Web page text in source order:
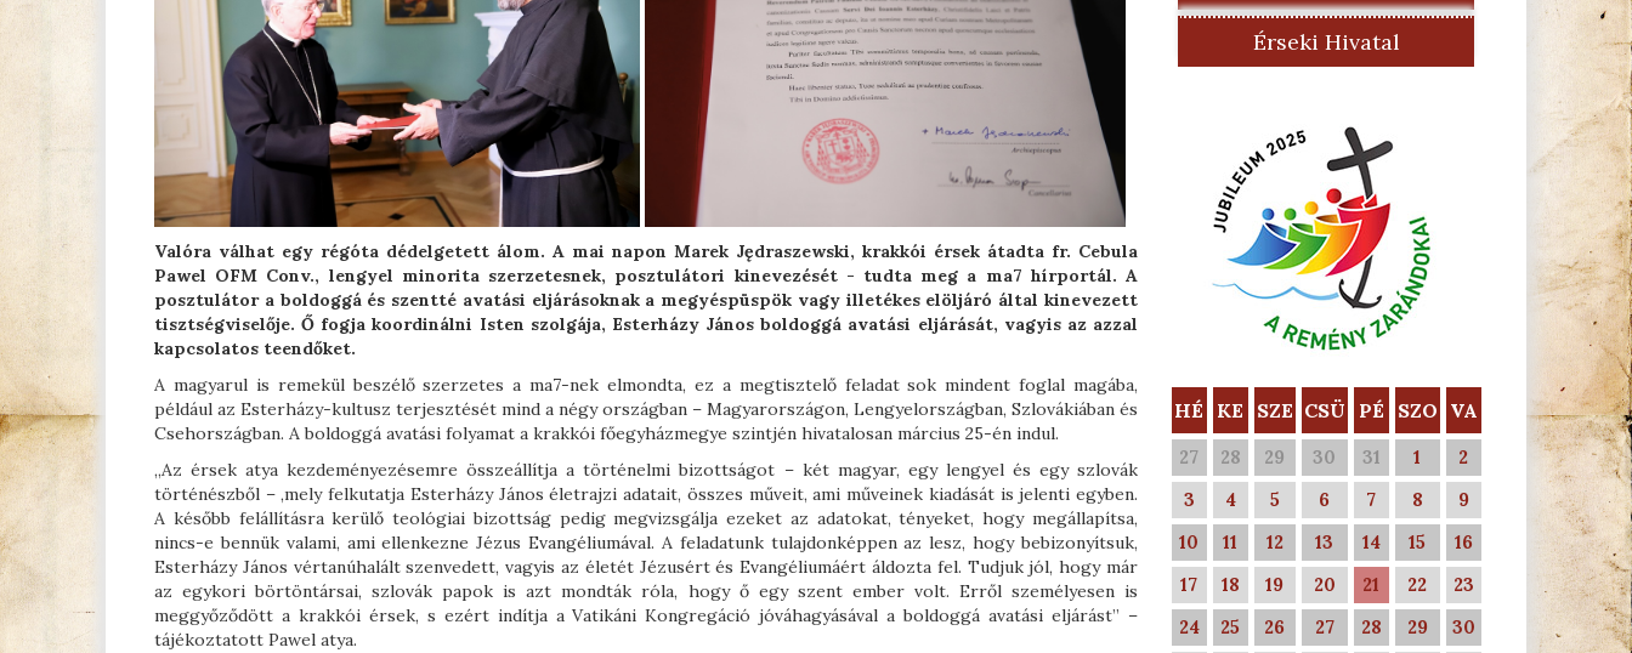
Valóra válhat egy régóta dédelgetett álom. A mai napon Marek Jędraszewski, krakkói érsek átadta fr. Cebula
Pawel OFM Conv., lengyel minorita szerzetesnek, posztulátori kinevezését - tudta meg a ma7 hírportál. A
posztulátor a boldoggá és szentté avatási eljárásoknak a megyéspüspök vagy illetékes elöljáró által kinevezett
tisztségviselője. Ő fogja koordinálni Isten szolgája, Esterházy János boldoggá avatási eljárását, vagyis az azzal
kapcsolatos teendőket.
A magyarul is remekül beszélő szerzetes a ma7-nek elmondta, ez a megtisztelő feladat sok mindent foglal magába,
például az Esterházy-kultusz terjesztését mind a négy országban – Magyarországon, Lengyelországban, Szlovákiában és
Csehországban. A boldoggá avatási folyamat a krakkói főegyházmegye szintjén hivatalosan március 25-én indul.
„Az érsek atya kezdeményezésemre összeállítja a történelmi bizottságot – két magyar, egy lengyel és egy szlovák
történészből – ,mely felkutatja Esterházy János életrajzi adatait, összes műveit, ami műveinek kiadását is jelenti egyben.
A később felállításra kerülő teológiai bizottság pedig megvizsgálja ezeket az adatokat, tényeket, hogy megállapítsa,
nincs-e bennük valami, ami ellenkezne Jézus Evangéliumával. A feladatunk tulajdonképpen az lesz, hogy bebizonyítsuk,
Esterházy János vértanúhalált szenvedett, vagyis az életét Jézusért és Evangéliumáért áldozta fel. Tudjuk jól, hogy már
az egykori börtöntársai, szlovák papok is azt mondták róla, hogy ő egy szent ember volt. Erről személyesen is
meggyőződött a krakkói érsek, s ezért indítja a Vatikáni Kongregáció jóváhagyásával a boldoggá avatási eljárást” –
tájékoztatott Pawel atya.
Érseki Hivatal
HÉ KE SZE CSÜ PÉ SZO VA
27 28 29 30 31 1
2
3
4 5 6 7 8
9
10
11 12 13 14 15
16
17
18 19 20 21 22
23
24
25 26 27 28 29
30